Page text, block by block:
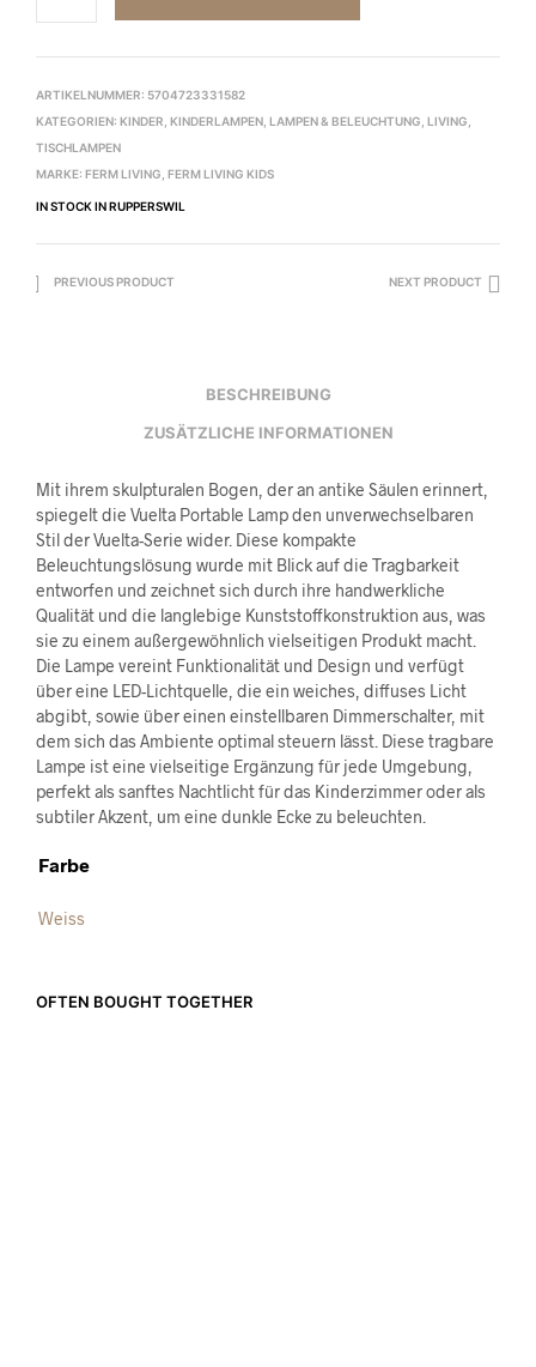
ARTIKELNUMMER: 5704723331582
KATEGORIEN: KINDER KINDERLAMPEN LAMPEN & BELEUCHTUNG LIVING
TISCHLAMPEN
MARKE: FERM LIVING FERM LIVING KIDS
IN STOCK IN RUPPERSWIL
PREVIOUS PRODUCT NEXT PRODUCT
BESCHREIBUNG
ZUSÄTZLICHE INFORMATIONEN
Mit ihrem skulpturalen Bogen, der an antike Säulen erinnert,
spiegelt die Vuelta Portable Lamp den unverwechselbaren
Stil der Vuelta-Serie wider. Diese kompakte
Beleuchtungslösung wurde mit Blick auf die Tragbarkeit
entworfen und zeichnet sich durch ihre handwerkliche
Qualität und die langlebige Kunststoffkonstruktion aus, was
sie zu einem außergewöhnlich vielseitigen Produkt macht.
Die Lampe vereint Funktionalität und Design und verfügt
über eine LED-Lichtquelle, die ein weiches, diffuses Licht
abgibt, sowie über einen einstellbaren Dimmerschalter, mit
dem sich das Ambiente optimal steuern lässt. Diese tragbare
Lampe ist eine vielseitige Ergänzung für jede Umgebung,
perfekt als sanftes Nachtlicht für das Kinderzimmer oder als
subtiler Akzent, um eine dunkle Ecke zu beleuchten.
Farbe
Weiss
OFTEN BOUGHT TOGETHER